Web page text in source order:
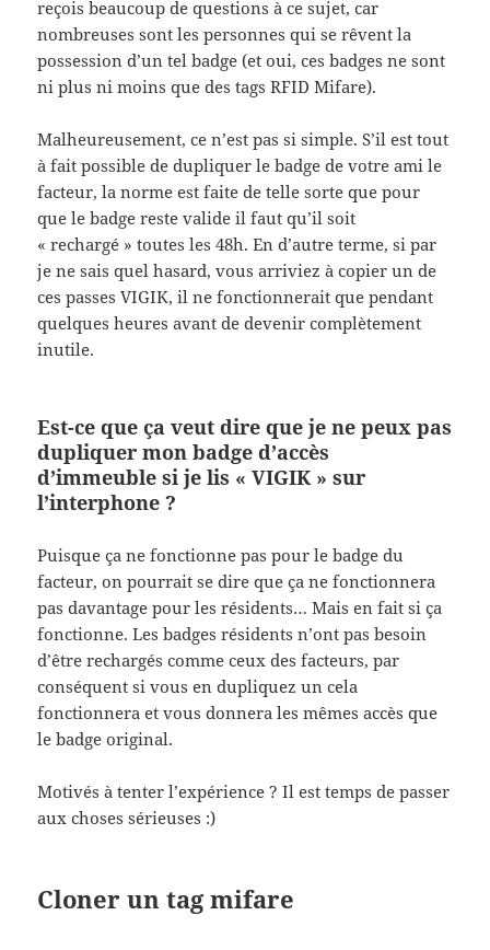
reçois beaucoup de questions à ce sujet, car
nombreuses sont les personnes qui se rêvent la
possession d’un tel badge (et oui, ces badges ne sont
ni plus ni moins que des tags RFID Mifare).
Malheureusement, ce n’est pas si simple. S’il est tout
à fait possible de dupliquer le badge de votre ami le
facteur, la norme est faite de telle sorte que pour
que le badge reste valide il faut qu’il soit
« rechargé » toutes les 48h. En d’autre terme, si par
je ne sais quel hasard, vous arriviez à copier un de
ces passes VIGIK, il ne fonctionnerait que pendant
quelques heures avant de devenir complètement
inutile.
Est-ce que ça veut dire que je ne peux pas
dupliquer mon badge d’accès
d’immeuble si je lis « VIGIK » sur
l’interphone ?
Puisque ça ne fonctionne pas pour le badge du
facteur, on pourrait se dire que ça ne fonctionnera
pas davantage pour les résidents… Mais en fait si ça
fonctionne. Les badges résidents n’ont pas besoin
d’être rechargés comme ceux des facteurs, par
conséquent si vous en dupliquez un cela
fonctionnera et vous donnera les mêmes accès que
le badge original.
Motivés à tenter l’expérience ? Il est temps de passer
aux choses sérieuses :)
Cloner un tag mifare